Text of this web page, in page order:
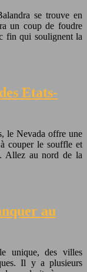
se trouve en
un coup de foudre
fin qui soulignent la
Etats-
le Nevada offre une
couper le souffle et
Allez au nord de la
au
unique, des villes
Il y a plusieurs